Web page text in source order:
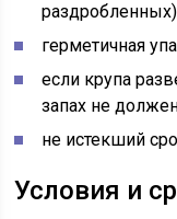
герметичная
если крупа
запах не
не истекший
Условия и